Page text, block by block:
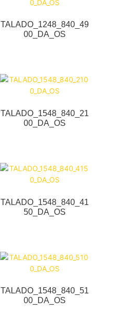
TALADO_1248_840_49
00_DA_OS
TALADO_1548_840_21
00_DA_OS
TALADO_1548_840_41
50_DA_OS
TALADO_1548_840_51
00_DA_OS